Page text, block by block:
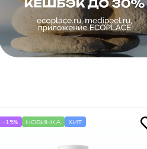
-15% НОВИНКА ХИТ